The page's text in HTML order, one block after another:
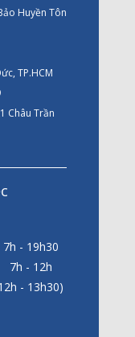
Huyền Tôn
TP.HCM
Châu Trần
7h - 19h30
7h - 12h
- 13h30)